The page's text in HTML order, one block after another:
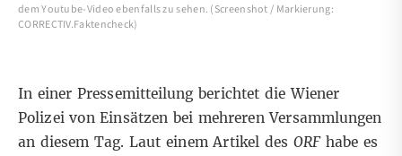
dem Youtube-Video ebenfalls zu sehen. (Screenshot / Markierung:
CORRECTIV.Faktencheck)
In einer Pressemitteilungberichtet die Wiener
Polizei von Einsätzen bei mehreren Versammlungen
an diesem Tag. Lauteinem Artikel des ORFhabe es